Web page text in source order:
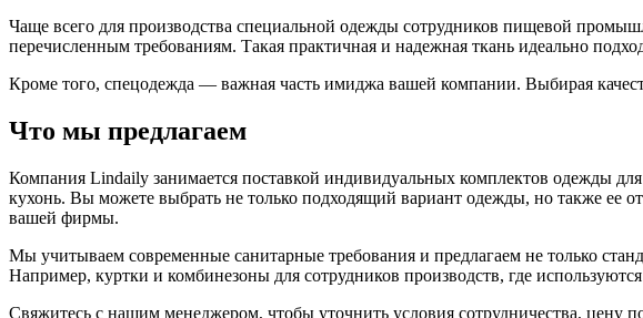
Чаще всего для производства специальной одежды сотрудников пищевой
перечисленным требованиям. Такая практичная и надежная ткань идеально
Кроме того, спецодежда — важная часть имиджа вашей компании. Выбирая
Что мы предлагаем
Компания Lindaily занимается поставкой индивидуальных комплектов одежды
кухонь. Вы можете выбрать не только подходящий вариант одежды, но также ее
вашей фирмы.
Мы учитываем современные санитарные требования и предлагаем не только
Например, куртки и комбинезоны для сотрудников производств, где
Свяжитесь с нашим менеджером, чтобы уточнить условия сотрудничества, цену